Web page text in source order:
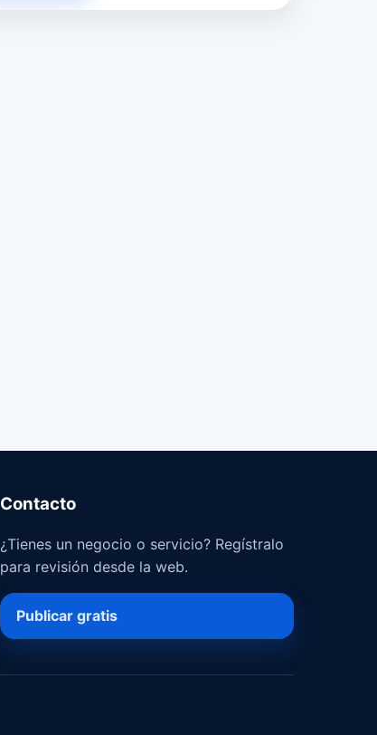
Contacto
¿Tienes un negocio o servicio? Regístralo
para revisión desde la web.
Publicar gratis